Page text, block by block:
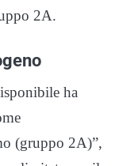
2A.
ha
(gruppo 2A)”,